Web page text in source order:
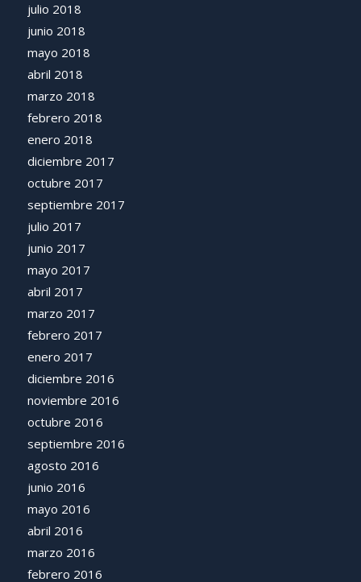
julio 2018
junio 2018
mayo 2018
abril 2018
marzo 2018
febrero 2018
enero 2018
diciembre 2017
octubre 2017
septiembre 2017
julio 2017
junio 2017
mayo 2017
abril 2017
marzo 2017
febrero 2017
enero 2017
diciembre 2016
noviembre 2016
octubre 2016
septiembre 2016
agosto 2016
junio 2016
mayo 2016
abril 2016
marzo 2016
febrero 2016